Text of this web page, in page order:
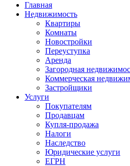
Главная
Недвижимость
Квартиры
Комнаты
Новостройки
Переуступка
Аренда
Загородная
Коммерческая
Застройщики
Услуги
Покупателям
Продавцам
Купля-продажа
Налоги
Наследство
Юридические услуги
ЕГРН